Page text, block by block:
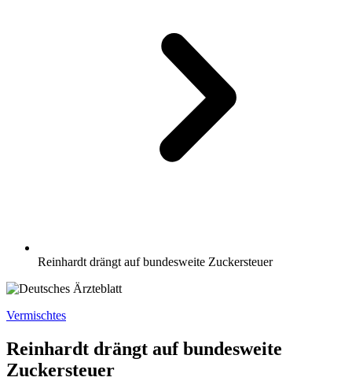
Reinhardt drängt auf bundesweite Zuckersteuer
Vermischtes
Reinhardt drängt auf bundesweite
Zuckersteuer